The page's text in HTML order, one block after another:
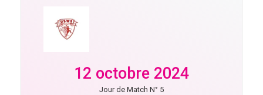
12 octobre 2024
Jour de Match N° 5